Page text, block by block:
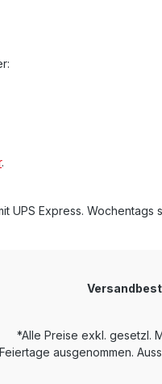
.
UPS Express.
*Alle Preise exkl. gesetzl.
ausgenommen.